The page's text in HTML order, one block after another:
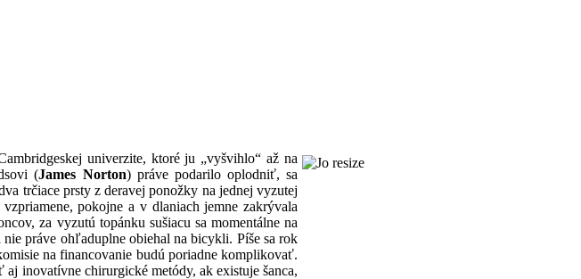
univerzite, ktoré ju „vyšvihlo“ až na
(James Norton) práve podarilo oplodniť, sa
trčiace prsty z deravej ponožky na jednej vyzutej
pokojne a v dlaniach jemne zakrývala
za vyzutú topánku sušiacu sa momentálne na
práve ohľaduplne obiehal na bicykli. Píše sa rok
na financovanie budú poriadne komplikovať.
inovatívne chirurgické metódy, ak existuje šanca,